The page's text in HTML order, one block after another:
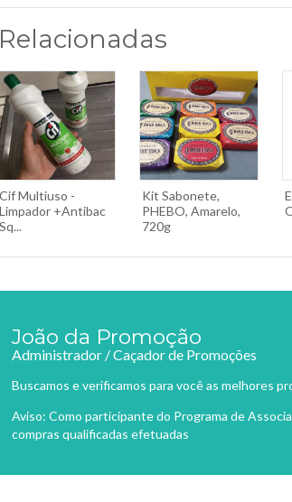
Cif Multiuso -
Limpador +Antibac
Sq...
Kit Sabonete,
PHEBO, Amarelo,
720g
João da Promoção
Administrador / Caçador de Promoções
Buscamos e verificamos para você as melhores
Aviso: Como participante do Programa de
compras qualificadas efetuadas